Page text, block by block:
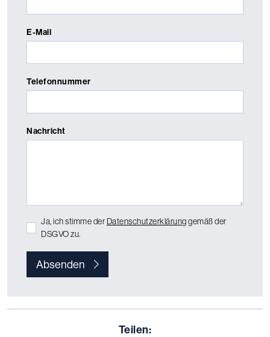
E-Mail
Telefonnummer
Nachricht
Ja, ich stimme derDatenschutzerklärunggemäß der
DSGVO zu.
Absenden
Teilen: